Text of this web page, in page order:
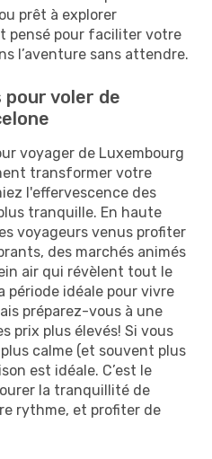
prêt à explorer
pensé pour faciliter votre
l’aventure sans attendre.
pour voler de
voyager de Luxembourg
transformer votre
l'effervescence des
tranquille. En haute
voyageurs venus profiter
des marchés animés
air qui révèlent tout le
période idéale pour vivre
préparez-vous à une
prix plus élevés! Si vous
calme (et souvent plus
est idéale. C’est le
la tranquillité de
rythme, et profiter de